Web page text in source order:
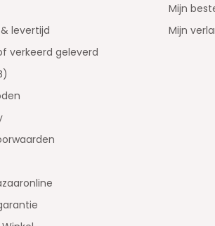
levertijd
verkeerd geleverd
Mijn
Mijn